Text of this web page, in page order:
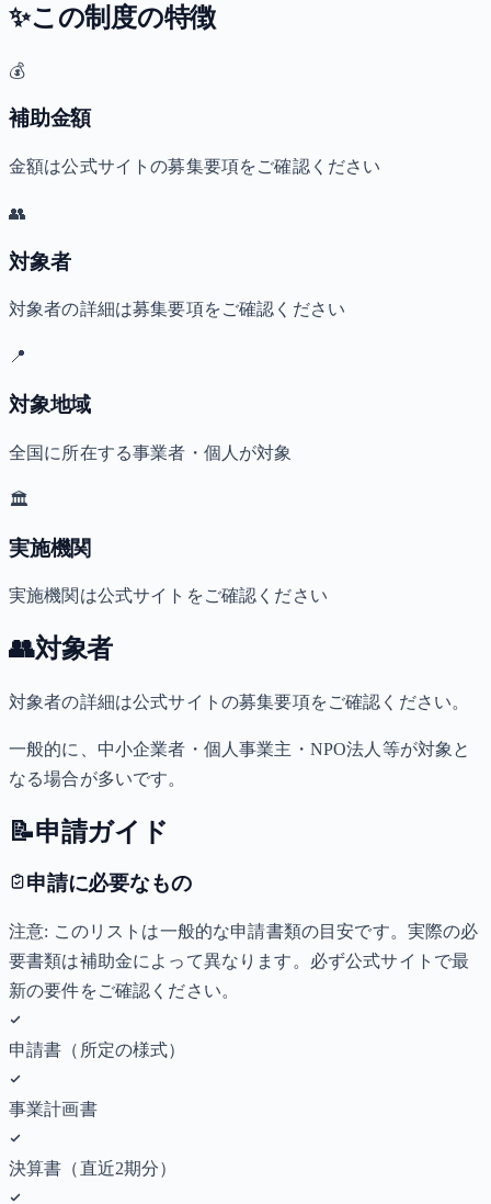
✨この制度の特徴
💰
補助金額
金額は公式サイトの募集要項をご確認ください
👥
対象者
対象者の詳細は募集要項をご確認ください
📍
対象地域
全国に所在する事業者・個人が対象
🏛️
実施機関
実施機関は公式サイトをご確認ください
👥対象者
対象者の詳細は公式サイトの募集要項をご確認ください。
一般的に、中小企業者・個人事業主・NPO法人等が対象と
なる場合が多いです。
📝申請ガイド
申請に必要なもの
注意: このリストは一般的な申請書類の目安です。実際の必
要書類は補助金によって異なります。必ず公式サイトで最
新の要件をご確認ください。
申請書（所定の様式）
事業計画書
決算書（直近2期分）